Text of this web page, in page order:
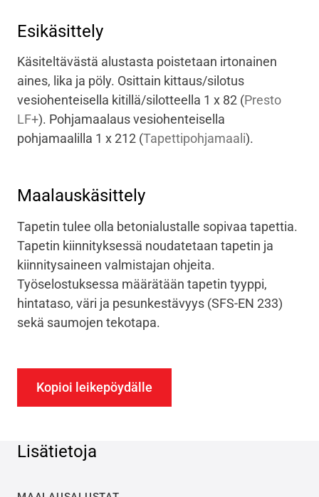
Esikäsittely
Käsiteltävästä alustasta poistetaan irtonainen
aines, lika ja pöly. Osittain kittaus/silotus
vesiohenteisella kitillä/silotteella 1 x 82 (Presto
LF+). Pohjamaalaus vesiohenteisella
pohjamaalilla 1 x 212 (Tapettipohjamaali).
Maalauskäsittely
Tapetin tulee olla betonialustalle sopivaa tapettia.
Tapetin kiinnityksessä noudatetaan tapetin ja
kiinnitysaineen valmistajan ohjeita.
Työselostuksessa määrätään tapetin tyyppi,
hintataso, väri ja pesunkestävyys (SFS-EN 233)
sekä saumojen tekotapa.
Kopioi leikepöydälle
Lisätietoja